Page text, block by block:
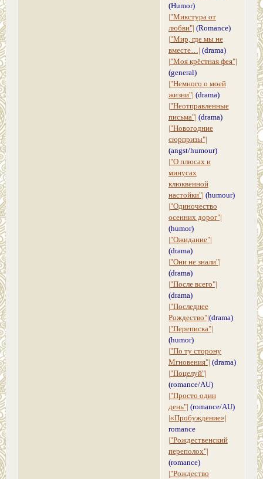
(Humor)
|"Микстура от
любви"| (Romance)
|"Мир, где мы не
вместе…| (drama)
|"Моя крёстная фея"|
(general)
|"Немного о моей
жизни"| (drama)
|"Неотправленные
письма"| (drama)
|"Новогодние
сюрпризы"|
(angst/humour)
|"О плюсах и
минусах
клюквенной
настойки"| (humour)
|"Одиночество
осенних дорог"|
(humor)
|"Ожидание"|
(drama)
|"Они не знали"|
(drama)
|"После всего"|
(drama)
|"Последнее
Рождество"| (drama)
|"Переписка"|
(humor)
|"По ту сторону
Мгновения"| (drama)
|"Поцелуй"|
(romance/AU)
|"Просто один
день"| (romance/AU)
|«Пробуждение»|
romance
|"Рождественский
переполох"|
(romance)
|"Рождество